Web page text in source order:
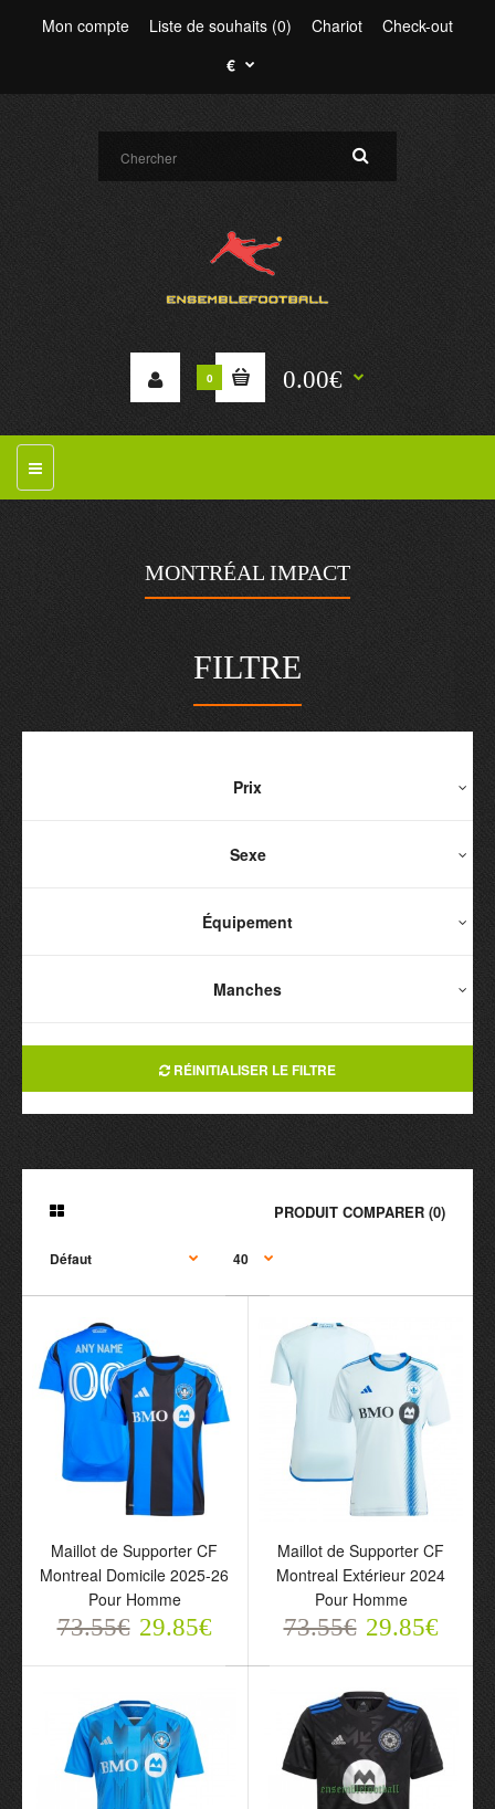
Mon compte Liste de souhaits (0) Chariot
Check-out
€
0 0.00€
MONTRÉAL IMPACT
FILTRE
Prix
Sexe
Équipement
Manches
RÉINITIALISER LE FILTRE
PRODUIT COMPARER (0)
Montreal Domicile 2025-
26 Pour Homme
73.55€ 29.85€
Montreal Extérieur 2024
Pour Homme
73.55€ 29.85€
Maillot de Supporter CF
Montreal Domicile 2025-26
Pour Homme
73.55€ 29.85€
Maillot de Supporter CF
Montreal Extérieur 2024
Pour Homme
73.55€ 29.85€